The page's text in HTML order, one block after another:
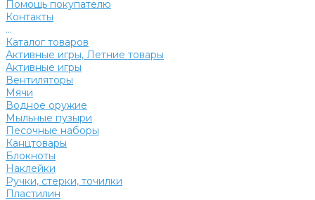
Помощь покупателю
Контакты
...
Каталог товаров
Активные игры, Летние товары
Активные игры
Вентиляторы
Мячи
Водное оружие
Мыльные пузыри
Песочные наборы
Канцтовары
Блокноты
Наклейки
Ручки, стерки, точилки
Пластилин